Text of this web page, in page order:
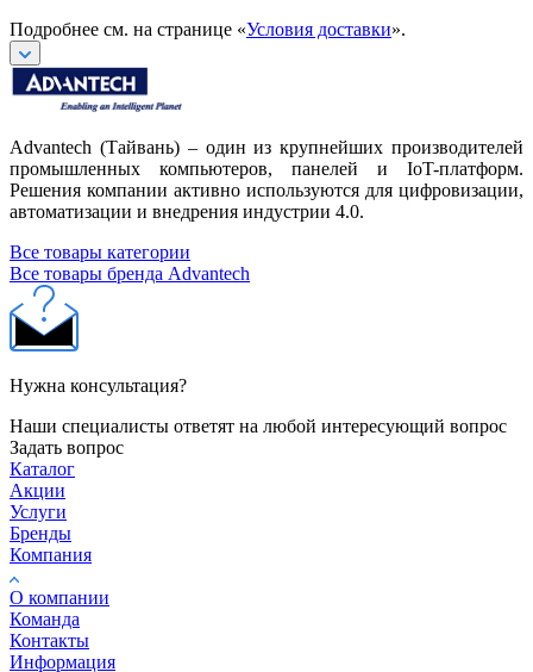
Подробнее см. на странице «Условия доставки».
Advantech (Тайвань) – один из крупнейших производителей
промышленных компьютеров, панелей и IoT-платформ.
Решения компании активно используются для цифровизации,
автоматизации и внедрения индустрии 4.0.
Все товары категории
Все товары бренда Advantech
Нужна консультация?
Наши специалисты ответят на любой интересующий вопрос
Задать вопрос
Каталог
Акции
Услуги
Бренды
Компания
О компании
Команда
Контакты
Информация